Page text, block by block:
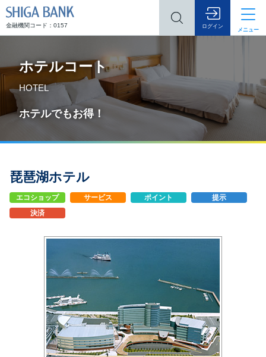
金融機関コード：0157 ログイン
メニュー
ホテルコート
HOTEL
ホテルでもお得！
琵琶湖ホテル
エコショップ サービス ポイント
提示
決済